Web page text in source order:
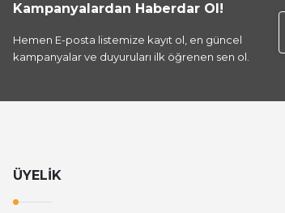
Kampanyalardan Haberdar Ol!
Hemen E-posta listemize kayıt ol, en güncel
kampanyalar ve duyuruları ilk öğrenen sen ol.
ÜYELİK